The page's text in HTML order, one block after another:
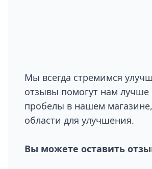
Мы всегда стремимся
отзывы помогут нам
пробелы в нашем
области для улучшения.
Вы можете оставить